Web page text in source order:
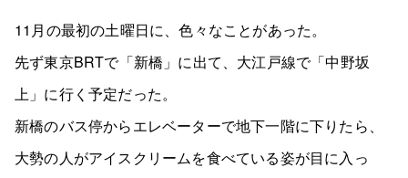
11月の最初の土曜日に、色々なことがあった。
先ず東京BRTで「新橋」に出て、大江戸線で「中野坂
上」に行く予定だった。
新橋のバス停からエレベーターで地下一階に下りたら、
大勢の人がアイスクリームを食べている姿が目に入っ